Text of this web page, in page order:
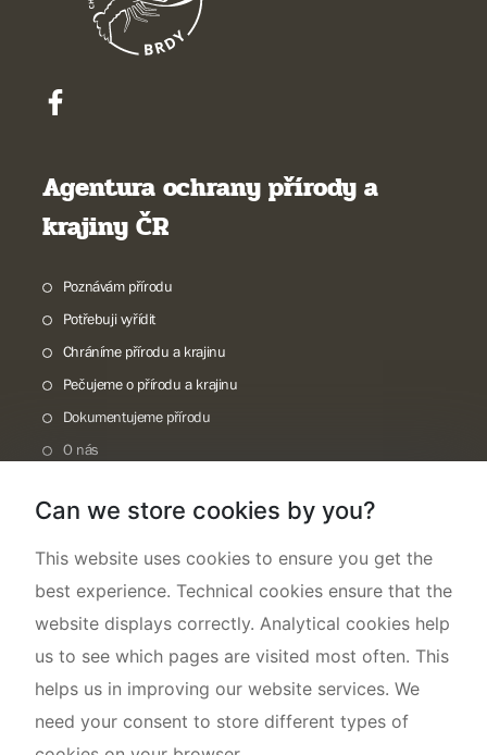
Agentura ochrany přírody a
krajiny ČR
Poznávám přírodu
Potřebuji vyřídit
Chráníme přírodu a krajinu
Pečujeme o přírodu a krajinu
Dokumentujeme přírodu
O nás
Can we store cookies by you?
This website uses cookies to ensure you get the
best experience. Technical cookies ensure that the
website displays correctly. Analytical cookies help
us to see which pages are visited most often. This
helps us in improving our website services. We
need your consent to store different types of